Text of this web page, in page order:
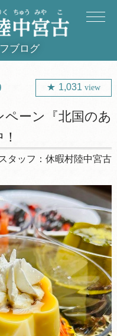
ブログ
1,031view
ーン『北国のあ
スタッフ：休暇村陸中宮古